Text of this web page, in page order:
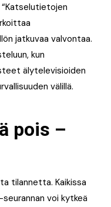
jatkuvaa valvontaa.
kun
älytelevisioiden
välillä.
pois –
tilannetta. Kaikissa
voi kytkeä